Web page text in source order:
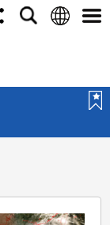
搜
语
选